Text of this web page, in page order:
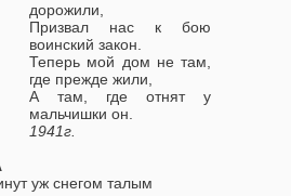
дорожили,
Призвал нас к бою
воинский закон.
Теперь мой дом не там,
где прежде жили,
А там, где отнят у
мальчишки он.
1941г.
уж снегом талым